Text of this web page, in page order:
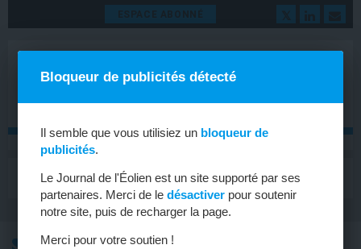
ESPACE ABONNÉ
MENU
L’ACTU
Bloqueur de publicités détecté
Il semble que vous utilisiez un bloqueur de
publicités.
Le Journal de l'Éolien est un site supporté par ses
partenaires. Merci de ledésactiver pour soutenir
notre site, puis de recharger la page.
Merci pour votre soutien !